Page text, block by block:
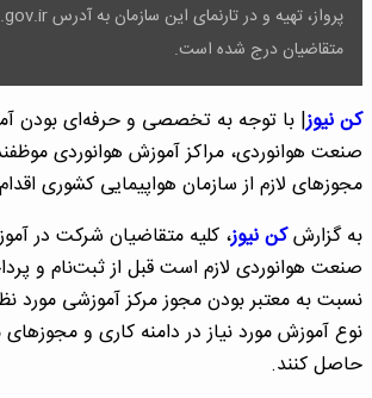
متقاضیان درج شده است.
کن نیوز| با توجه به تخصصی و حرفه‌ای بودن
صنعت هوانوردی، مراکز آموزش هوانوردی
مجوزهای لازم از سازمان هواپیمایی کشوری
به گزارشکن نیوز، کلیه متقاضیان شرکت در
صنعت هوانوردی لازم است قبل از ثبت‌نام و
نسبت به معتبر بودن مجوز مرکز آموزشی مورد
نوع آموزش مورد نیاز در دامنه کاری و
حاصل کنند.